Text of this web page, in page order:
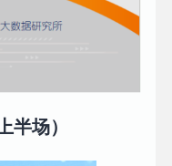
半场）